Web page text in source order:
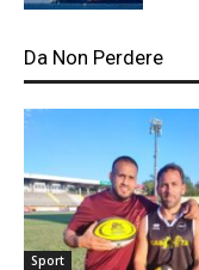
Da Non Perdere
Sport